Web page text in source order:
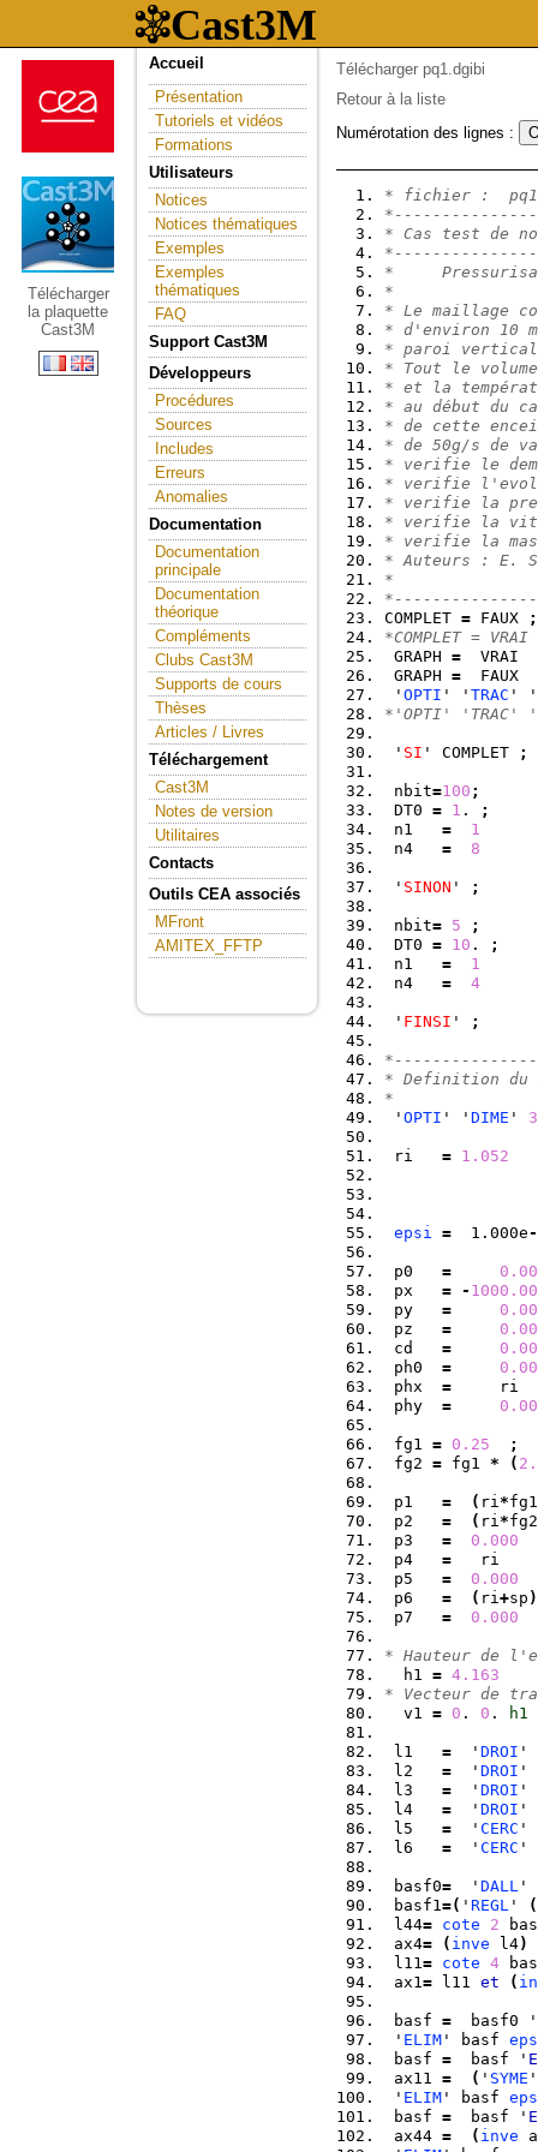
Télécharger
la plaquette
Cast3M
Accueil
Présentation
Tutoriels et vidéos
Formations
Utilisateurs
Notices
Notices thématiques
Exemples
Exemples
thématiques
FAQ
Support Cast3M
Développeurs
Procédures
Sources
Includes
Erreurs
Anomalies
Documentation
Documentation
principale
Documentation
théorique
Compléments
Clubs Cast3M
Supports de cours
Thèses
Articles / Livres
Téléchargement
Cast3M
Notes de version
Utilitaires
Contacts
Outils CEA associés
MFront
AMITEX_FFTP
Télécharger pq1.dgibi
Retour à la liste
Numérotation des lignes :
* fichier :
* Cas test de
*
*
* Le maillage
* d'environ 10
* paroi
* Tout le
* et la
* au début du
* de cette
* de 50g/s de
* verifie le
* verifie
* verifie la
* verifie la
* verifie la
* Auteurs : E.
*
COMPLET = FAUX
;
*COMPLET =
GRAPH =
GRAPH =
' OPTI ' ' TRAC
*'OPTI'
' SI ' COMPLET ;
nbit=100 ;
DT0 = 1 .
;
n1 =
1
n4 = 8
' SINON ' ;
nbit= 5
;
DT0 = 10 .
;
n1 =
1
n4 = 4
' FINSI ' ;
* Definition du
*
' OPTI ' ' DIME ' 3
ri = 1.052
epsi =
  1.000e
-
p0 =
px = -
py =
pz =
cd =
ph0 =
phx =
phy =
fg1 = 0.25
;
fg2 = fg1 * (
p1 = ( ri*fg1
p2 = ( ri*fg2
p3 =
0.000
p4 =
p5 = 0.000
p6 = ( ri+sp )
p7 = 0.000
* Hauteur de
  h1
= 4.163
* Vecteur de
  v1
= 0 . 0 . h1
l1 =
  '
DROI
l2 =
  '
DROI
l3 =
  '
DROI
l4 =
  '
DROI
l5 =
  '
CERC '
l6 =
  '
CERC '
basf0=
  '
DALL '
basf1=( ' REGL '
(
l44= cote 2
ax4= ( inve l4)
l11= cote 4
ax1= l11 et (
basf =
  basf0 '
' ELIM ' basf
basf =
  basf '
ax11 = ( ' SYME
' ELIM ' basf
basf =
  basf '
ax44 = ( inve